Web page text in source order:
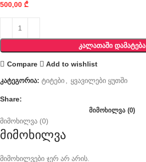
500,00 ₾
ᲙᲐᲚᲐᲗᲐᲨᲘ ᲓᲐᲛᲐᲢᲔᲑᲐ
Compare Add to wishlist
კატეგორია: ტიტები, ყვავილები ყუთში
Share:
ᲛᲘᲛᲝᲮᲘᲚᲕᲐ (0)
მიმოხილვა (0)
მიმოხილვა
მიმოხილვები ჯერ არ არის.